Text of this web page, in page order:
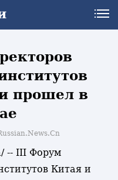
прошел в
-- III Форум
Китая и